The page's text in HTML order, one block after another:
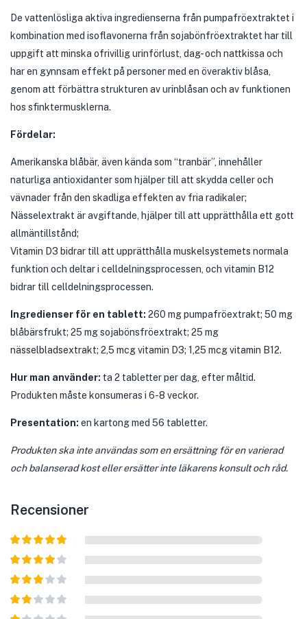
De vattenlösliga aktiva ingredienserna från pumpafröextraktet i
kombination med isoflavonerna från sojabönfröextraktet har till
uppgift att minska ofrivillig urinförlust, dag- och nattkissa och
har en gynnsam effekt på personer med en överaktiv blåsa,
genom att förbättra strukturen av urinblåsan och av funktionen
hos sfinktermusklerna.
Fördelar:
Amerikanska blåbär, även kända som “tranbär”, innehåller
naturliga antioxidanter som hjälper till att skydda celler och
vävnader från den skadliga effekten av fria radikaler;
Nässelextrakt är avgiftande, hjälper till att upprätthålla ett gott
allmäntillstånd;
Vitamin D3 bidrar till att upprätthålla muskelsystemets normala
funktion och deltar i celldelningsprocessen, och vitamin B12
bidrar till celldelningsprocessen.
Ingredienser för en tablett: 260 mg pumpafröextrakt; 50 mg
blåbärsfrukt; 25 mg sojabönsfröextrakt; 25 mg
nässelbladsextrakt; 2,5 mcg vitamin D3; 1,25 mcg vitamin B12.
Hur man använder: ta 2 tabletter per dag, efter måltid.
Produkten måste konsumeras i 6-8 veckor.
Presentation: en kartong med 56 tabletter.
Produkten ska inte användas som en ersättning för en varierad
och balanserad kost eller ersätter inte läkarens konsult och råd.
Recensioner
Betygsatt5
av 5
Betygsatt
4av 5
Betygsatt
3av 5
Betygsatt